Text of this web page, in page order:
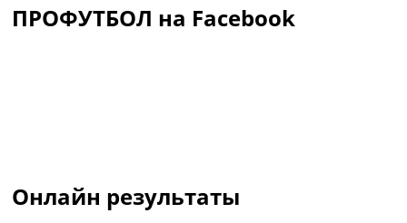
ПРОФУТБОЛ на Facebook
Онлайн результаты